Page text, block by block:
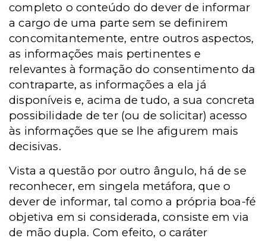
completo o conteúdo do dever de informar
a cargo de uma parte sem se definirem
concomitantemente, entre outros aspectos,
as informações mais pertinentes e
relevantes à formação do consentimento da
contraparte, as informações a ela já
disponíveis e, acima de tudo, a sua concreta
possibilidade de ter (ou de solicitar) acesso
às informações que se lhe afigurem mais
decisivas.
Vista a questão por outro ângulo, há de se
reconhecer, em singela metáfora, que o
dever de informar, tal como a própria boa-fé
objetiva em si considerada, consiste em via
de mão dupla. Com efeito, o caráter